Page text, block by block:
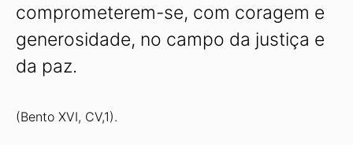
comprometerem-se, com coragem e
generosidade, no campo da justiça e
da paz.
(Bento XVI, CV,1).